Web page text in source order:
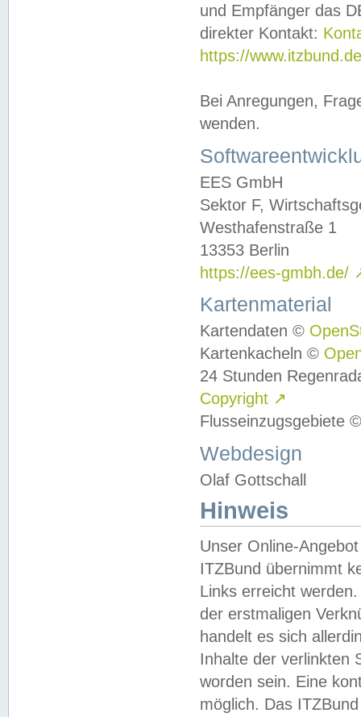
und Empfänger das
direkter Kontakt:
https://
Bei Anregungen,
wenden.
EES GmbH
Sektor F,
Westhafenstraße 1
13353 Berlin
https://ees-gmbh.de/
Kartenmaterial
Kartendaten ©
Kartenkacheln ©
24 Stunden
Copyright ↗
Flusseinzugsgebiete
Webdesign
Olaf Gottschall
Hinweis
Unser Online-
ITZBund übernimmt
Links erreicht
der erstmaligen
handelt es sich
Inhalte der verlinkten
worden sein. Eine
möglich. Das